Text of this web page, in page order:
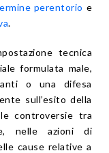
perentorio e
.
tecnica
formulata male,
o una difesa
sull’esito della
controversie tra
nelle azioni di
cause relative a